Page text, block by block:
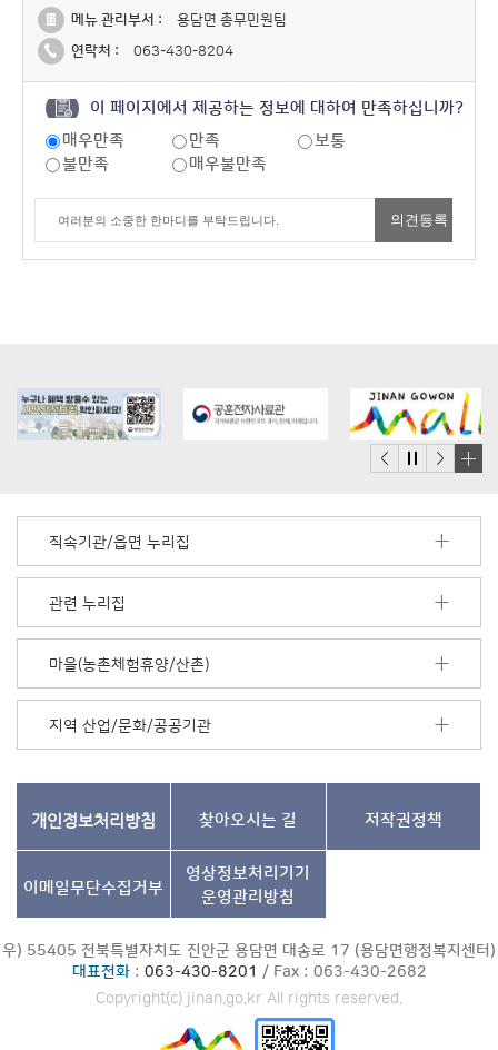
메뉴 관리부서 :
용담면 총무민원팀
연락처 :
063-430-8204
이 페이지에서 제공하는 정보에 대하여 만족하십니까?
매우만족
만족
보통
불만족
매우불만족
더
기
직속기관/읍면 누리집
관련 누리집
마을(농촌체험휴양/산촌)
지역 산업/문화/공공기관
개인정보처리방침 찾아오시는 길 저작권정책
이메일무단수집거부
영상정보처리기기
운영관리방침
우) 55405 전북특별자치도 진안군 용담면 대송로 17 (용담면행정복지센터)
대표전화: 063-430-8201 / Fax : 063-430-2682
Copyright(c) jinan.go.kr All rights reserved.